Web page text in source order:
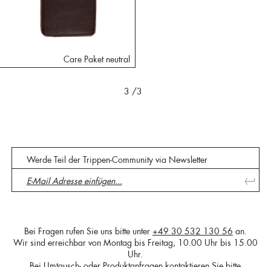
Care Paket neutral
3 /3
Werde Teil der Trippen-Community via Newsletter
Bei Fragen rufen Sie uns bitte unter +49 30 532 130 56 an.
Wir sind erreichbar von Montag bis Freitag, 10.00 Uhr bis 15.00
Uhr.